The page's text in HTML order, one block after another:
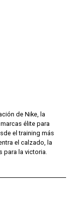
de Nike, la
élite para
el training más
el calzado, la
la victoria.